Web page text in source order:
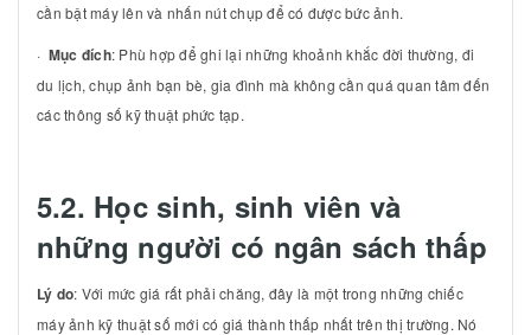
cần bật máy lên và nhấn nút chụp để có được bức ảnh.
· Mục đích: Phù hợp để ghi lại những khoảnh khắc đời thường, đi
du lịch, chụp ảnh bạn bè, gia đình mà không cần quá quan tâm đến
các thông số kỹ thuật phức tạp.
5.2. Học sinh, sinh viên và
những người có ngân sách thấp
Lý do: Với mức giá rất phải chăng, đây là một trong những chiếc
máy ảnh kỹ thuật số mới có giá thành thấp nhất trên thị trường. Nó